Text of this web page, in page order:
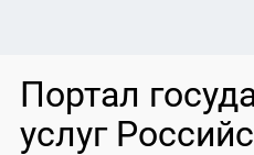
Портал
услуг